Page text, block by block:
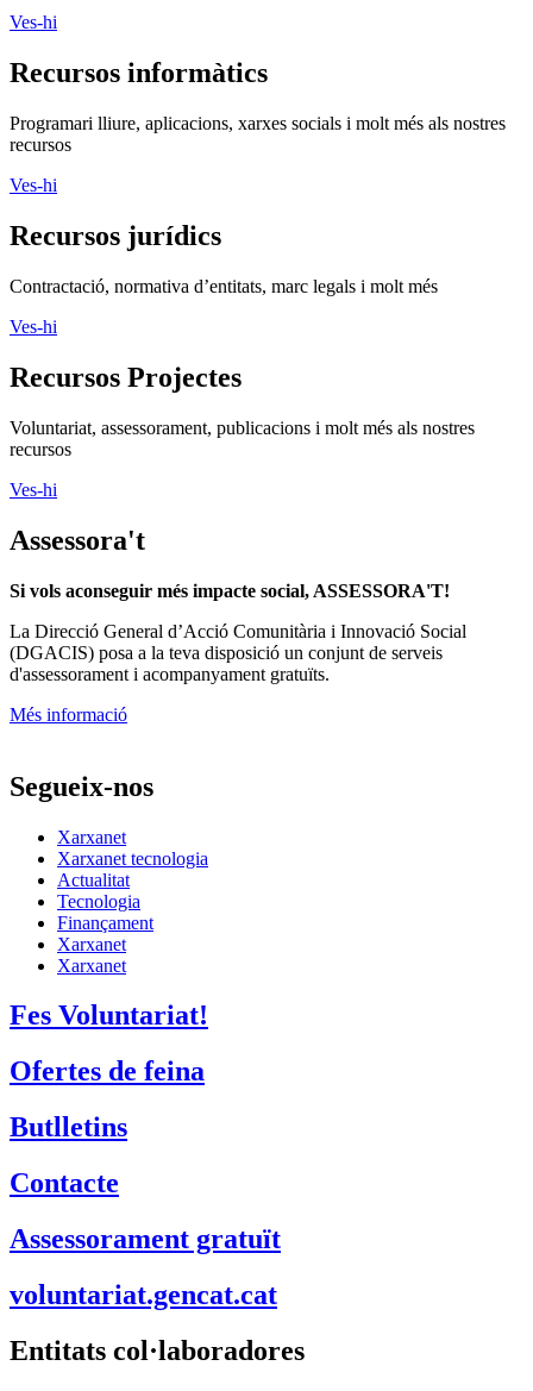
Ves-hi
Recursos informàtics
Programari lliure, aplicacions, xarxes socials i molt més als nostres
recursos
Ves-hi
Recursos jurídics
Contractació, normativa d’entitats, marc legals i molt més
Ves-hi
Recursos Projectes
Voluntariat, assessorament, publicacions i molt més als nostres
recursos
Ves-hi
Assessora't
Si vols aconseguir més impacte social, ASSESSORA'T!
La Direcció General d’Acció Comunitària i Innovació Social
(DGACIS) posa a la teva disposició un conjunt de serveis
d'assessorament i acompanyament gratuïts.
Més informació
Segueix-nos
Xarxanet
Xarxanet tecnologia
Actualitat
Tecnologia
Finançament
Xarxanet
Xarxanet
Fes Voluntariat!
Ofertes de feina
Butlletins
Contacte
Assessorament gratuït
voluntariat.gencat.cat
Entitats col·laboradores